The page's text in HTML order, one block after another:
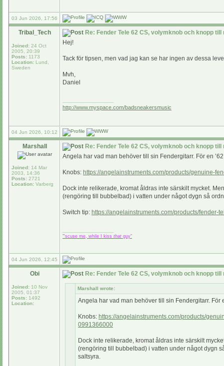
03 Jun 2026, 17:56
Tribal_Tech
Joined: 24 Oct
2005, 20:39
Posts: 1173
Location: Lund,
Sweden
Re: Fender Tele 62 CS, volymknob och knopp
Hej!
Tack för tipsen, men vad jag kan se har ingen av dessa
Mvh,
Daniel
http://www.myspace.com/badsneakersmusic
04 Jun 2026, 10:12
Marshall
Joined: 14 Mar
2003, 14:36
Posts: 2721
Location: Varberg
Re: Fender Tele 62 CS, volymknob och knopp
Angela har vad man behöver till sin Fendergitarr. För en
Knobs: https://angelainstruments.com/products/genuine-
Dock inte relikerade, kromat åldras inte särskilt mycket.
(rengöring till bubbelbad) i vatten under något dygn så
Switch tip: https://angelainstruments.com/products/fender-
"'scuse me, while I kiss that guy"
04 Jun 2026, 12:45
Obi
Joined: 10 Nov
2005, 01:37
Posts: 1492
Location:
Re: Fender Tele 62 CS, volymknob och knopp
Marshall wrote:
Angela har vad man behöver till sin Fendergitarr. För
Knobs: https://angelainstruments.com/products/
0991366000
Dock inte relikerade, kromat åldras inte särskilt
(rengöring till bubbelbad) i vatten under något dygn
saltsyra.